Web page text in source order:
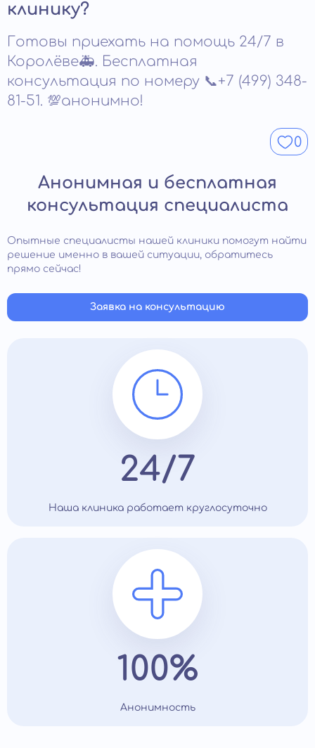
возникают только при самостоятельных попытках
восстановление нарушенных функций организма.
Растворы улучшают кровообращение, нормализуют
Уже во время инфузии уменьшаются головокружение,
тошнота и слабость. После завершения терапии
возвращается ясность сознания и физическая
стабильность.
клинику?
Готовы приехать на помощь 24/7 в
Королёве🚑. Бесплатная
консультация по номеру 📞+7 (499) 348-
81-51. 💯анонимно!
0
Анонимная и бесплатная
консультация специалиста
Опытные специалисты нашей клиники помогут найти
решение именно в вашей ситуации, обратитесь
прямо сейчас!
Заявка на консультацию
24/7
Наша клиника работает круглосуточно
100%
Анонимность